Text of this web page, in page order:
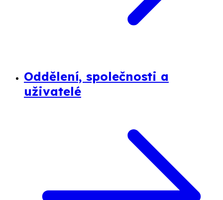
Oddělení, společnosti a
uživatelé